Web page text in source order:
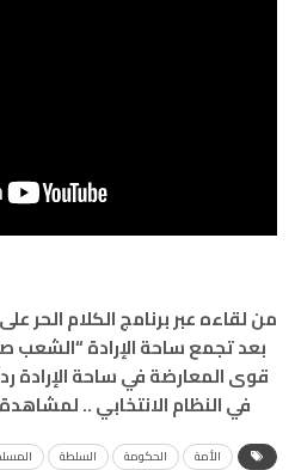
بعد تجمع ساحة الإرادة “الشعب
قوى المعارضة في ساحة الإرادة
في النظام الانتخابي .. لمشاهدة
الأمة الحكومة السلطة